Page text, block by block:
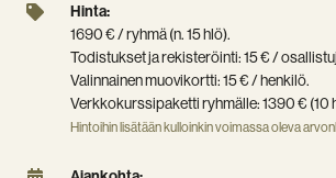
Hinta:
1690 € / ryhmä (n. 15 hlö).
Todistukset ja rekisteröinti: 15 € /
Valinnainen muovikortti: 15 € / henkilö.
Verkkokurssipaketti ryhmälle: 1390 € (10
Hintoihin lisätään kulloinkin voimassa oleva
Hinta:
hlö).